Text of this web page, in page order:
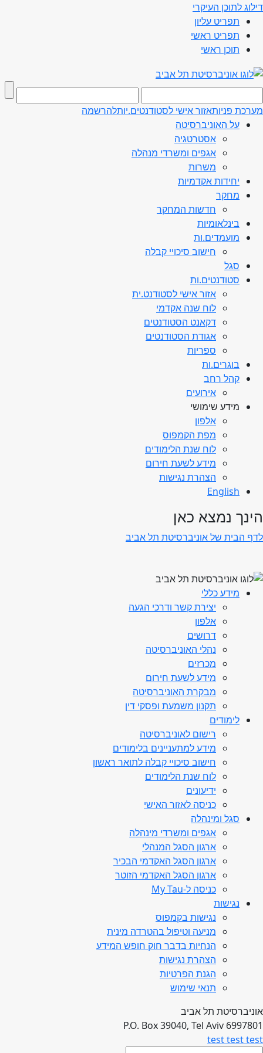
דילוג לתוכן העיקרי
תפריט עליון
תפריט ראשי
תוכן ראשי
מערכת פניותאזור אישי לסטודנטים.יותלהרשמה
על האוניברסיטה
אסטרטגיה
אגפים ומשרדי מנהלה
משרות
יחידות אקדמיות
מחקר
חדשות המחקר
בינלאומיות
מועמדים.ות
חישוב סיכויי קבלה
סגל
סטודנטים.ות
אזור אישי לסטודנט.ית
לוח שנה אקדמי
דקאנט הסטודנטים
אגודת הסטודנטים
ספריות
בוגרים.ות
קהל רחב
אירועים
מידע שימושי
אלפון
מפת הקמפוס
לוח שנת הלימודים
מידע לשעת חירום
הצהרת נגישות
English
הינך נמצא כאן
לדף הבית של אוניברסיטת תל אביב
מידע כללי
יצירת קשר ודרכי הגעה
אלפון
דרושים
נהלי האוניברסיטה
מכרזים
מידע לשעת חירום
מבקרת האוניברסיטה
תקנון משמעת ופסקי דין
לימודים
רישום לאוניברסיטה
מידע למתעניינים בלימודים
חישוב סיכויי קבלה לתואר ראשון
לוח שנת הלימודים
ידיעונים
כניסה לאזור האישי
סגל ומינהלה
אגפים ומשרדי מינהלה
ארגון הסגל המנהלי
ארגון הסגל האקדמי הבכיר
ארגון הסגל האקדמי הזוטר
כניסה ל-My Tau
נגישות
נגישות בקמפוס
מניעה וטיפול בהטרדה מינית
הנחיות בדבר חוק חופש המידע
הצהרת נגישות
הגנת הפרטיות
תנאי שימוש
אוניברסיטת תל אביב
P.O. Box 39040, Tel Aviv 6997801
test test test